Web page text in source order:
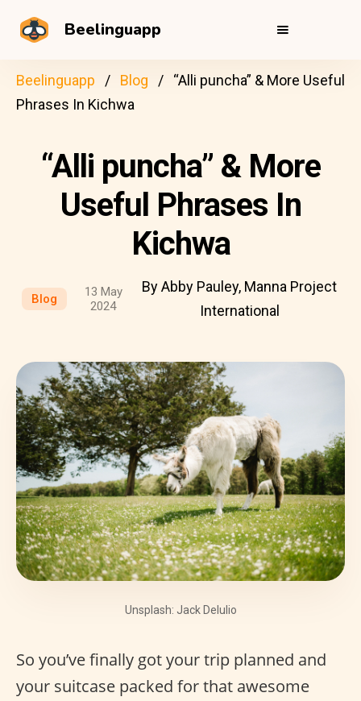
Beelinguapp
Beelinguapp Blog
“Alli puncha” & More Useful
Phrases In Kichwa
“Alli puncha” & More
Useful Phrases In
Kichwa
Blog
13 May
2024
By Abby Pauley, Manna Project
International
Unsplash: Jack Delulio
So you’ve finally got your trip planned and
your suitcase packed for that awesome